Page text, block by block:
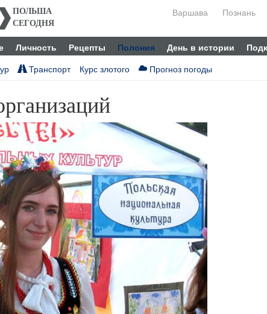
ПОЛЬША
СЕГОДНЯ
Варшава Познань
Личность Рецепты Полония День в истории
Транспорт Курс злотого Прогноз погоды